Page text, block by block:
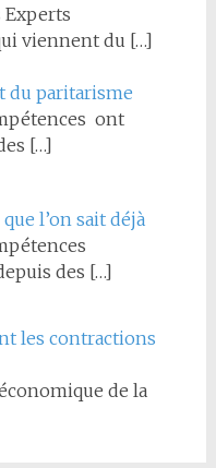
Experts
viennent du […]
du paritarisme
ont
[…]
l’on sait déjà
des […]
les contractions
de la